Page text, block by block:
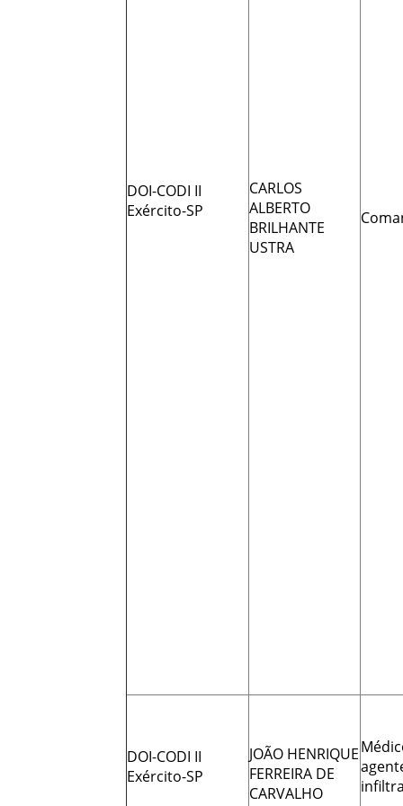
DOI-CODI II
Exército-SP
CARLOS
ALBERTO
BRILHANTE
USTRA
DOI-CODI II
Exército-SP
JOÃO HENRIQUE
FERREIRA DE
CARVALHO